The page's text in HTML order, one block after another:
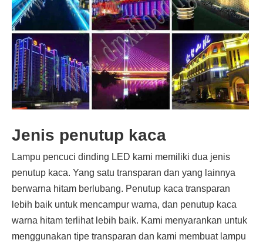
Jenis penutup kaca
Lampu pencuci dinding LED kami memiliki dua jenis
penutup kaca. Yang satu transparan dan yang lainnya
berwarna hitam berlubang. Penutup kaca transparan
lebih baik untuk mencampur warna, dan penutup kaca
warna hitam terlihat lebih baik. Kami menyarankan untuk
menggunakan tipe transparan dan kami membuat lampu